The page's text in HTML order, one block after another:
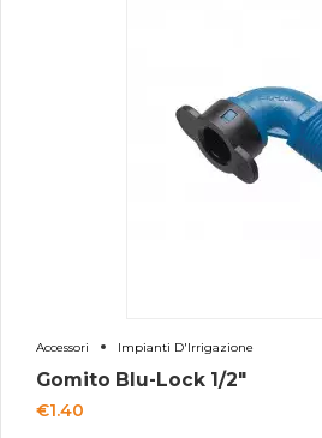
Accessori Impianti D'Irrigazione
Gomito Blu-Lock 1/2″
€1.40